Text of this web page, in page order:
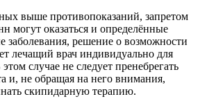
выше противопоказаний, запретом
могут оказаться и определённые
заболевания, решение о возможности
лечащий врач индивидуально для
случае не следует пренебрегать
и, не обращая на него внимания,
скипидарную терапию.